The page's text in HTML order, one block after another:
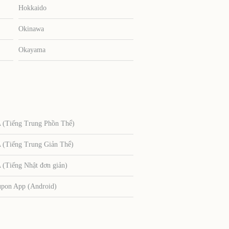
Hokkaido
Okinawa
Okayama
(Tiếng Trung Phồn Thể)
(Tiếng Trung Giản Thể)
Nhật đơn giản)
App (Android)